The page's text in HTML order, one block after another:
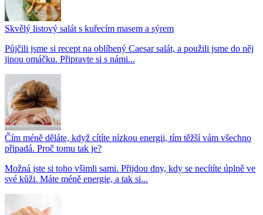
Skvělý listový salát s kuřecím masem a sýrem
Půjčili jsme si recept na oblíbený Caesar salát, a použili jsme do něj
jinou omáčku. Připravte si s námi...
Čím méně děláte, když cítíte nízkou energii, tím těžší vám všechno
připadá. Proč tomu tak je?
Možná jste si toho všimli sami. Přijdou dny, kdy se necítíte úplně ve
své kůži. Máte méně energie, a tak si...